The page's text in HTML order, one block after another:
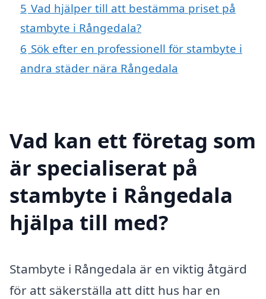
5 Vad hjälper till att bestämma priset på
stambyte i Rångedala?
6 Sök efter en professionell för stambyte i
andra städer nära Rångedala
Vad kan ett företag som
är specialiserat på
stambyte i Rångedala
hjälpa till med?
Stambyte i Rångedala är en viktig åtgärd
för att säkerställa att ditt hus har en